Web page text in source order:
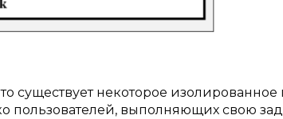
существует некоторое изолированное
пользователей, выполняющих свою